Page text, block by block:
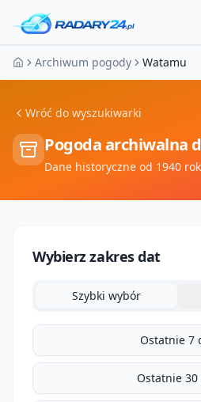
Strona główna
Archiwum pogody Watamu
Wróć do wyszukiwarki
Pogoda archiwalna
Dane historyczne od 1940
Wybierz zakres dat
Szybki wybór
Ostatnie 7
Ostatnie